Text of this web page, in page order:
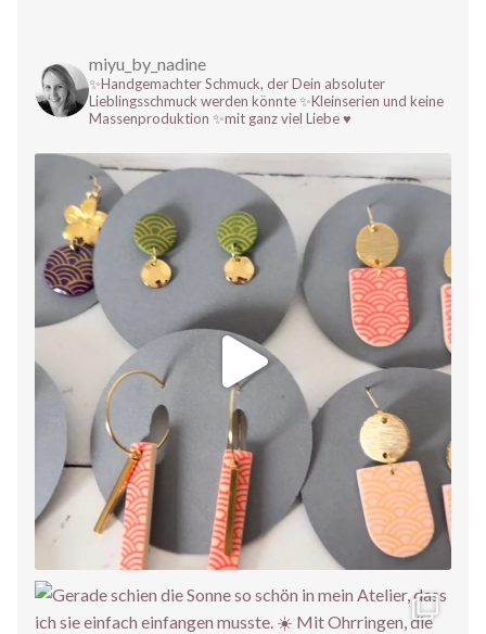
miyu_by_nadine
✨Handgemachter Schmuck, der Dein absoluter
Lieblingsschmuck werden könnte✨Kleinserien und keine
Massenproduktion ✨mit ganz viel Liebe ♥️